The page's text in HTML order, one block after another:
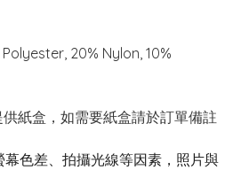
20% Nylon, 10%
紙盒，如需要紙盒請於訂單備註
色差、拍攝光線等因素，照片與